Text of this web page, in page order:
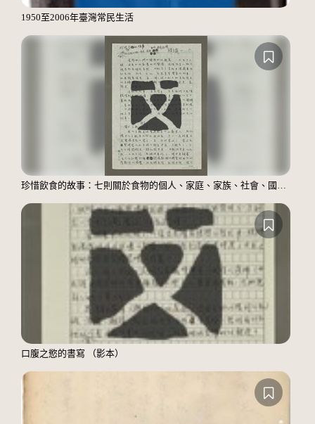
1950至2006年臺灣常民生活
珍惜飲食的故事：七則關於食物的個人、家庭、家族、社會、國族記憶
口腹之慾的書寫 （影本）